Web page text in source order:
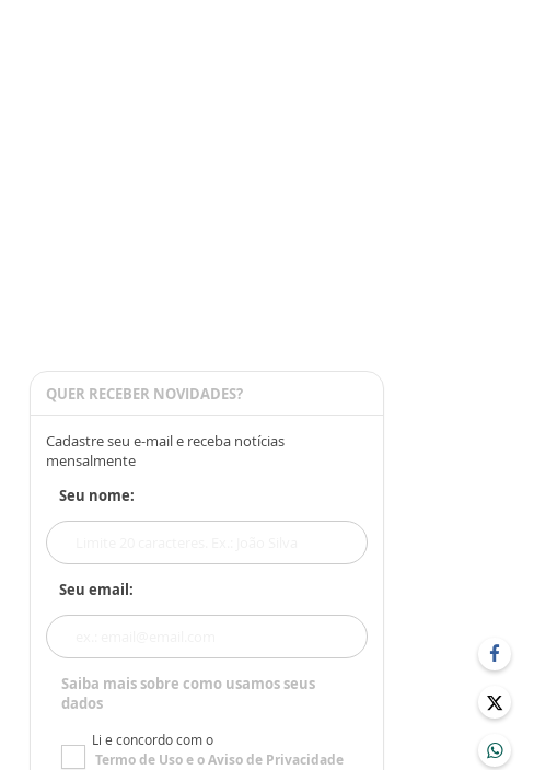
QUER RECEBER NOVIDADES?
Cadastre seu e-mail e receba notícias
mensalmente
Seu nome:
Seu email:
Saiba mais sobre como usamos seus
dados
Li e concordo com o
Termo de Usoe oAviso de Privacidade